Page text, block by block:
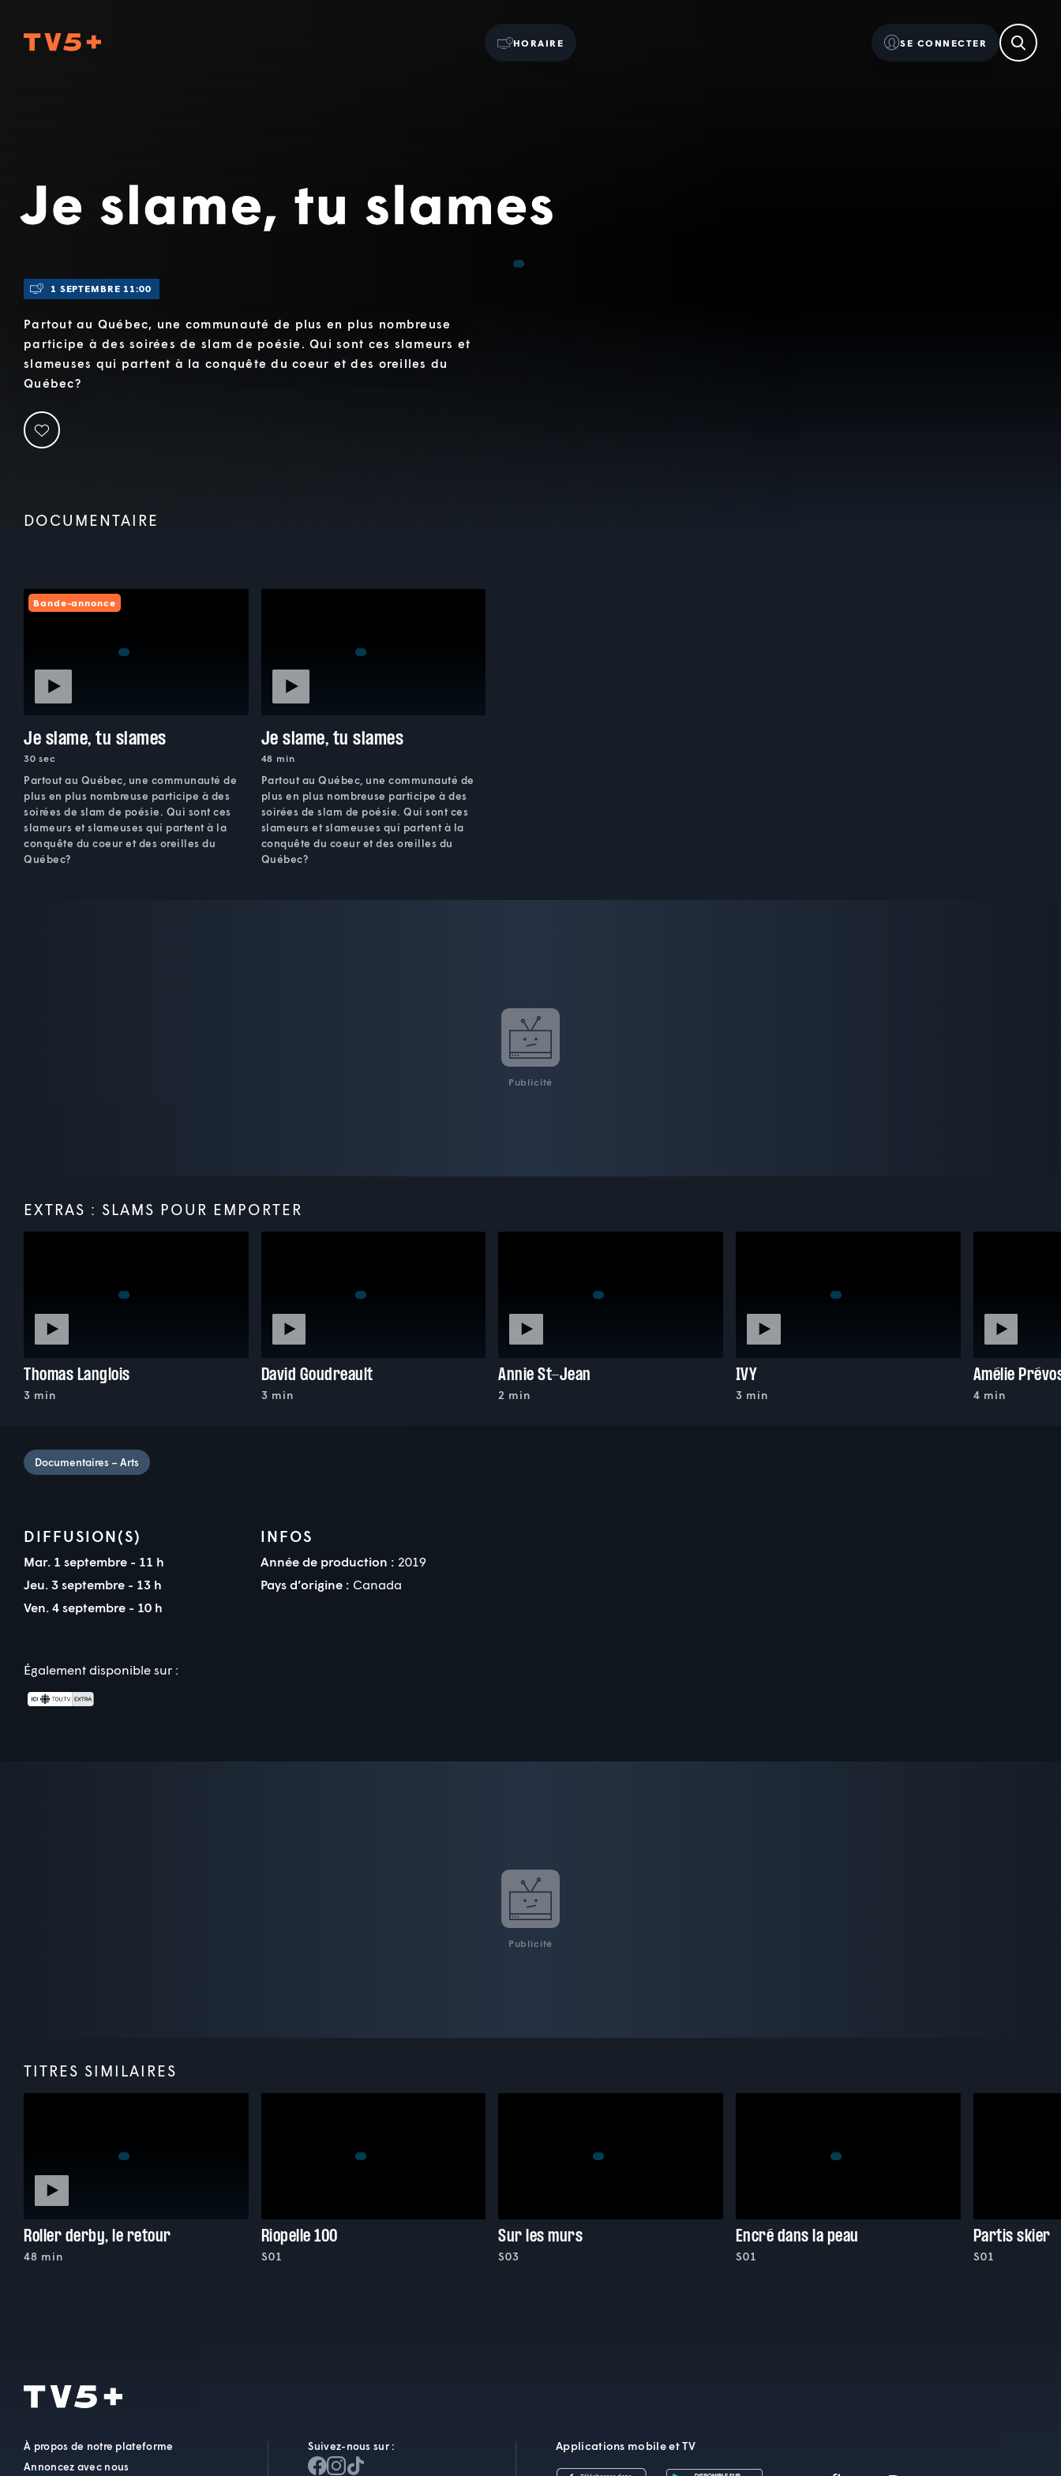
HORAIRE SE CONNECTER
1 SEPTEMBRE 11:00
Partout au Québec, une communauté de plus en plus nombreuse
participe à des soirées de slam de poésie. Qui sont ces slameurs et
slameuses qui partent à la conquête du coeur et des oreilles du
Québec?
DOCUMENTAIRE
Bande-annonce
Je slame, tu slames
30 sec
Partout au Québec, une communauté de
plus en plus nombreuse participe à des
soirées de slam de poésie. Qui sont ces
slameurs et slameuses qui partent à la
conquête du coeur et des oreilles du
Québec?
Je slame, tu slames
48 min
Partout au Québec, une communauté de
plus en plus nombreuse participe à des
soirées de slam de poésie. Qui sont ces
slameurs et slameuses qui partent à la
conquête du coeur et des oreilles du
Québec?
Publicité
EXTRAS : SLAMS POUR EMPORTER
Thomas Langlois
3 min
David Goudreault
3 min
Annie St-Jean
2 min
IVY
3 min
Amélie
4 min
Documentaires – Arts
DIFFUSION(S)
Mar. 1 septembre - 11 h
Jeu. 3 septembre - 13 h
Ven. 4 septembre - 10 h
Également disponible sur :
INFOS
Année de production : 2019
Pays d’origine : Canada
Publicité
TITRES SIMILAIRES
Roller derby, le retour
48 min
Riopelle 100
S01
Sur les murs
S03
Encré dans la peau
S01
Partis skier
S01
À propos de notre plateforme
Annoncez avec nous
Suivez-nous sur : Applications mobile et TV